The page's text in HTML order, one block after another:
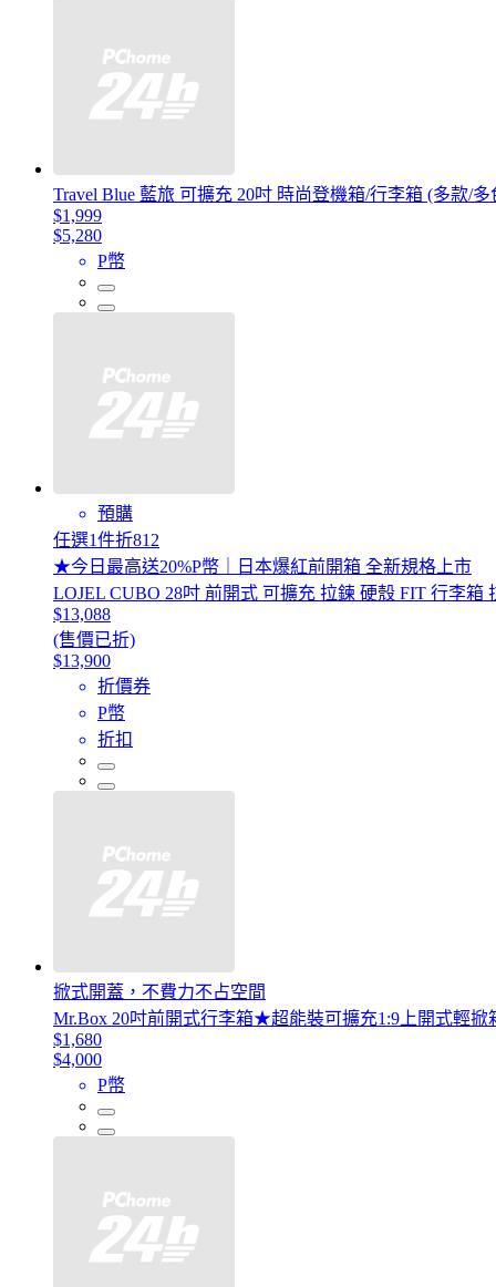
Travel Blue 藍旅 可擴充 20吋 時尚登機箱/行李箱 (多款/
$1,999
$5,280
P幣
預購
任選1件折812
★今日最高送20%P幣｜日本爆紅前開箱 全新規格上市
LOJEL CUBO 28吋 前開式 可擴充 拉鍊 硬殼 FIT 行李箱
$13,088
(售價已折)
$13,900
折價券
P幣
折扣
掀式開蓋，不費力不占空間
Mr.Box 20吋前開式行李箱★超能裝可擴充1:9上開式輕
$1,680
$4,000
P幣